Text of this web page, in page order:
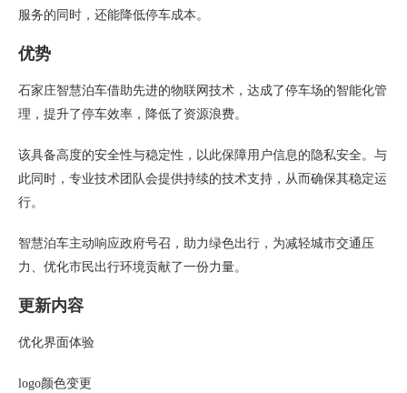
服务的同时，还能降低停车成本。
优势
石家庄智慧泊车借助先进的物联网技术，达成了停车场的智能化管
理，提升了停车效率，降低了资源浪费。
该具备高度的安全性与稳定性，以此保障用户信息的隐私安全。与
此同时，专业技术团队会提供持续的技术支持，从而确保其稳定运
行。
智慧泊车主动响应政府号召，助力绿色出行，为减轻城市交通压
力、优化市民出行环境贡献了一份力量。
更新内容
优化界面体验
logo颜色变更